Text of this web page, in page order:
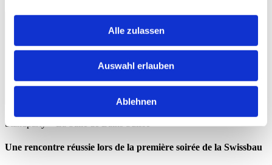
Alle zulassen
Auswahl erlauben
Ablehnen
Standparty « La Salle de Bains Suisse »
Une rencontre réussie lors de la première soirée de la Swissbau